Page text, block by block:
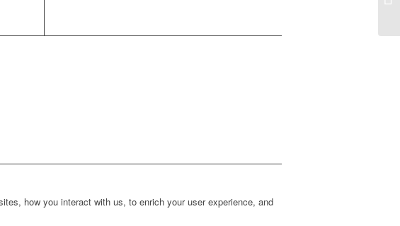
how you interact with us, to enrich your user experience, and